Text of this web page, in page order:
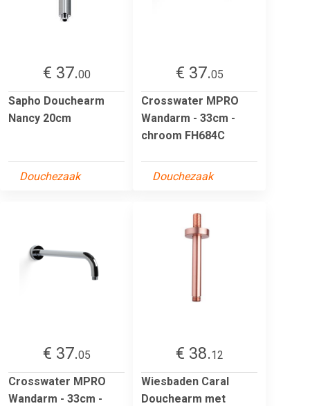
€ 37.00
Sapho Douchearm
Nancy 20cm
Douchezaak
€ 37.05
Crosswater MPRO
Wandarm - 33cm -
chroom FH684C
Douchezaak
€ 37.05
Crosswater MPRO
Wandarm - 33cm -
€ 38.12
Wiesbaden Caral
Douchearm met